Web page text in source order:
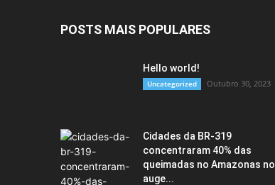
POSTS MAIS POPULARES
Hello world!
Uncategorized Outubro 30, 2023
Cidades da BR-319
concentraram 40% das
queimadas no Amazonas no
auge...